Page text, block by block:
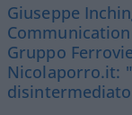
Giuseppe
Gruppo
Nicolaporro.it: